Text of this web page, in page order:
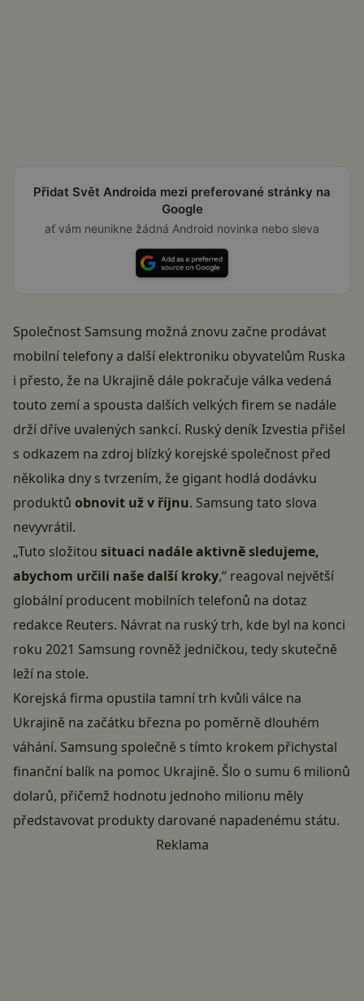
Přidat Svět Androida mezi preferované stránky na
Google
ať vám neunikne žádná Android novinka nebo sleva
Společnost Samsung možná znovu začne prodávat
mobilní telefony a další elektroniku obyvatelům Ruska
i přesto, že na Ukrajině dále pokračuje válka vedená
touto zemí a spousta dalších velkých firem se nadále
drží dříve uvalených sankcí. Ruský deník Izvestia přišel
s odkazem na zdroj blízký korejské společnost před
několika dny s tvrzením, že gigant hodlá dodávku
produktů obnovit už v říjnu. Samsung tato slova
nevyvrátil.
„Tuto složitou situaci nadále aktivně sledujeme,
abychom určili naše další kroky,“ reagoval největší
globální producent mobilních telefonů na dotaz
redakce Reuters. Návrat na ruský trh, kde byl na konci
roku 2021 Samsung rovněž jedničkou, tedy skutečně
leží na stole.
Korejská firma opustila tamní trh kvůli válce na
Ukrajině na začátku března po poměrně dlouhém
váhání. Samsung společně s tímto krokem přichystal
finanční balík na pomoc Ukrajině. Šlo o sumu 6 milionů
dolarů, přičemž hodnotu jednoho milionu měly
představovat produkty darované napadenému státu.
Reklama